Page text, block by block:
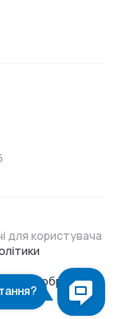
для користувача
обробки